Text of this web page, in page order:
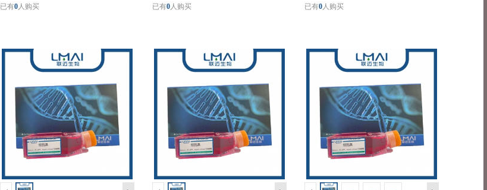
已有0人购买 已有0人购买 已有0人购买